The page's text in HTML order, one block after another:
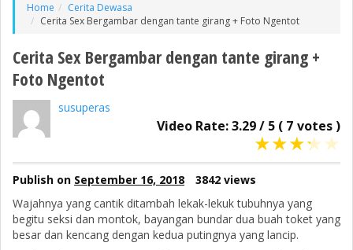
Home
Cerita Dewasa
Cerita Sex Bergambar dengan tante girang + Foto Ngentot
Cerita Sex Bergambar dengan tante girang +
Foto Ngentot
susuperas
Video Rate:3.29/ 5 ( 7 votes )
★★★★★
Publish on September 16, 2018
3842 views
Wajahnya yang cantik ditambah lekak-lekuk tubuhnya yang
begitu seksi dan montok, bayangan bundar dua buah toket yang
besar dan kencang dengan kedua putingnya yang lancip.